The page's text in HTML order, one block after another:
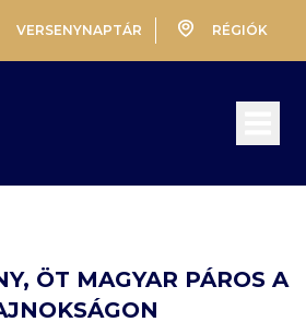
VERSENYNAPTÁR RÉGIÓK
ÖT MAGYAR PÁROS A